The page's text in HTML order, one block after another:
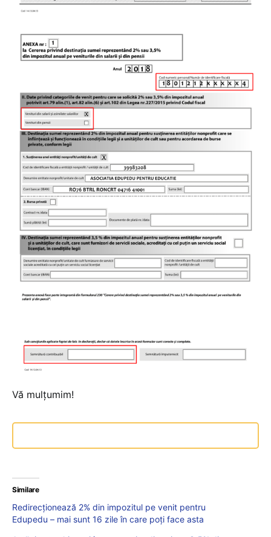
Vă mulţumim!
Similare
Redirecționează 2% din impozitul pe venit pentru
Edupedu – mai sunt 16 zile în care poţi face asta